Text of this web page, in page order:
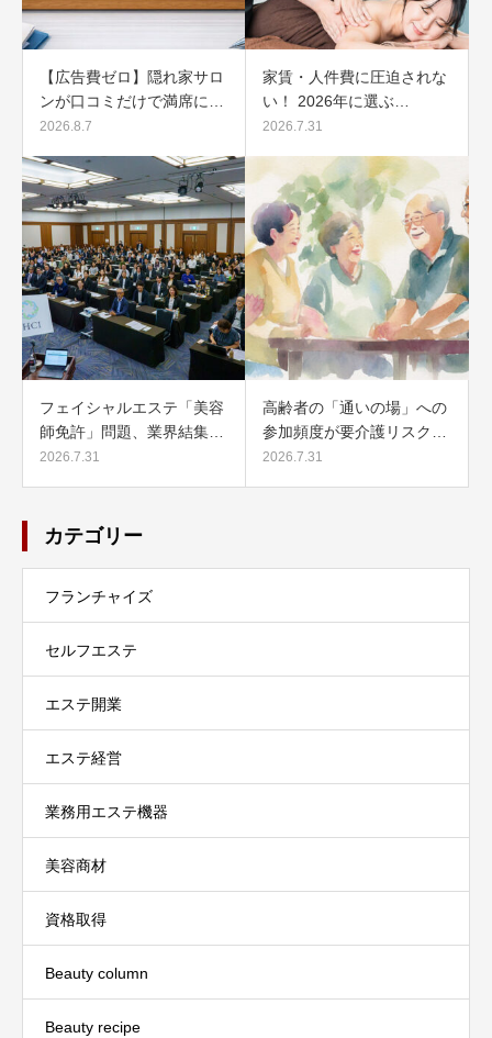
【広告費ゼロ】隠れ家サロ
ンが口コミだけで満席に…
2026.8.7
家賃・人件費に圧迫されな
い！ 2026年に選ぶ…
2026.7.31
フェイシャルエステ「美容
師免許」問題、業界結集…
2026.7.31
高齢者の「通いの場」への
参加頻度が要介護リスク…
2026.7.31
カテゴリー
フランチャイズ
セルフエステ
エステ開業
エステ経営
業務用エステ機器
美容商材
資格取得
Beauty column
Beauty recipe